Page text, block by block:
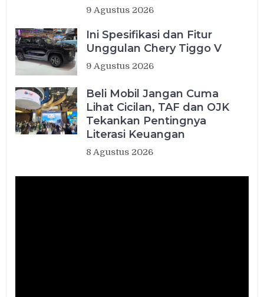
9 Agustus 2026
Ini Spesifikasi dan Fitur
Unggulan Chery Tiggo V
9 Agustus 2026
Beli Mobil Jangan Cuma
Lihat Cicilan, TAF dan OJK
Tekankan Pentingnya
Literasi Keuangan
8 Agustus 2026